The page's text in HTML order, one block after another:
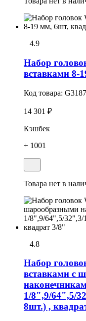
4.9
Набор
вставками 8-
Код товара: G3187
14 301 ₽
Кэшбек
+ 1001
Товара нет в
4.8
Набор
вставками с
1/8",9/64",5/
8шт.) ,